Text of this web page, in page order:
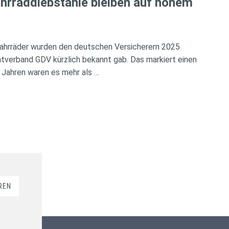
wurden den deutschen Versicherern 2025
GDV kürzlich bekannt gab. Das markiert einen
waren es mehr als …